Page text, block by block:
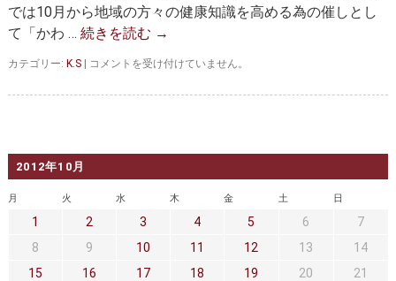
腹部大動脈瘤 大動脈解離
マルファン症候群
大動脈瘤を指摘されたら？
セカンドオピニオン 治療費について
では10月から地域の方々の健康知識を高める為の催しとし
て「かわ … 続きを読む →
カテゴリー: K.S
タ
シ
コメントを受け付けていません。
2012年10月
月 火 水 木 金 土 日
1 2 3 4 5 6
7
8
9 10 11 12 13
14
15
16 17 18 19 20
21